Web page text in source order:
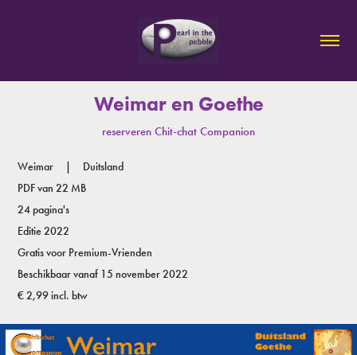
Weimar en Goethe
reserveren Chit-chat Companion
Weimar | Duitsland
PDF van22 MB
24 pagina's
Editie 2022
Gratis voor Premium-Vrienden
Beschikbaar vanaf 15 november 2022
€ 2,99 incl. btw